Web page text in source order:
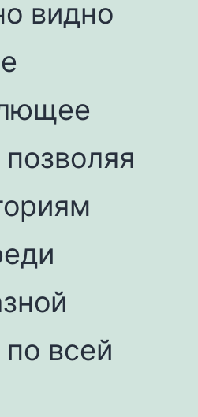
видно
всей